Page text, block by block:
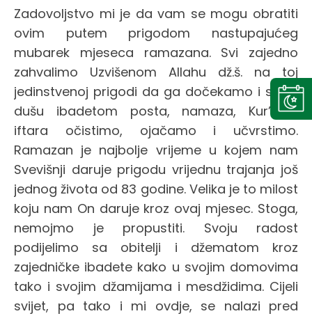
Zadovoljstvo mi je da vam se mogu obratiti
ovim putem prigodom nastupajućeg
mubarek mjeseca ramazana. Svi zajedno
zahvalimo Uzvišenom Allahu dž.š. na toj
jedinstvenoj prigodi da ga dočekamo i svoju
dušu ibadetom posta, namaza, Kur’ana,
iftara očistimo, ojačamo i učvrstimo.
Ramazan je najbolje vrijeme u kojem nam
Svevišnji daruje prigodu vrijednu trajanja još
jednog života od 83 godine. Velika je to milost
koju nam On daruje kroz ovaj mjesec. Stoga,
nemojmo je propustiti. Svoju radost
podijelimo sa obitelji i džematom kroz
zajedničke ibadete kako u svojim domovima
tako i svojim džamijama i mesdžidima. Cijeli
svijet, pa tako i mi ovdje, se nalazi pred